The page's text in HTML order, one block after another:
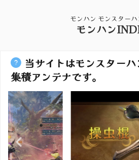
モンハン モンスター
モンハン
当サイトはモンスター
集積アンテナです。